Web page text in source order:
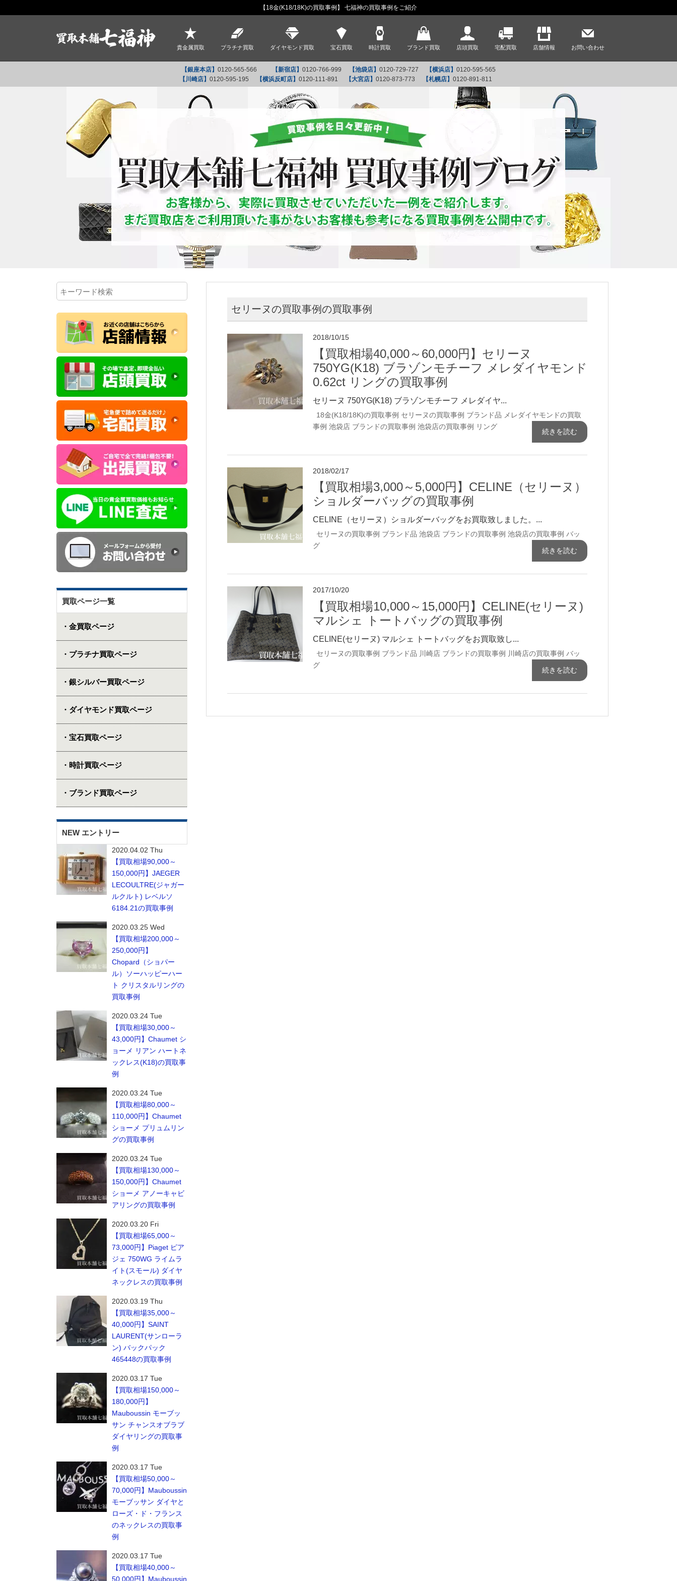
【18金(K18/18K)の買取事例】 七福神の買取事例をご紹介
貴金属買取 プラチナ買取 ダイヤモンド買取 宝石買取 時計買取 ブランド買取 店頭買取 宅配買取 店舗情報 お問い合わせ
【銀座本店】 0120-565-566 【新宿店】 0120-766-999 【池袋店】 0120-729-727 【横浜店】 0120-595-565
【川崎店】 0120-595-195 【横浜反町店】 0120-111-891 【大宮店】 0120-873-773 【札幌店】 0120-891-811
セリーヌの買取事例の買取事例
2018/10/15
【買取相場40,000～60,000円】セリーヌ
750YG(K18) ブラゾンモチーフ メレダイヤモンド
0.62ct リングの買取事例
セリーヌ 750YG(K18) ブラゾンモチーフ メレダイヤ...
18金(K18/18K)の買取事例 セリーヌの買取事例 ブランド品 メレダイヤモンドの買取
事例 池袋店 ブランドの買取事例 池袋店の買取事例 リング
続きを読む
2018/02/17
【買取相場3,000～5,000円】CELINE（セリーヌ）
ショルダーバッグの買取事例
CELINE（セリーヌ）ショルダーバッグをお買取致しました。...
セリーヌの買取事例 ブランド品 池袋店 ブランドの買取事例 池袋店の買取事例 バッ
グ
続きを読む
2017/10/20
【買取相場10,000～15,000円】CELINE(セリーヌ)
マルシェ トートバッグの買取事例
CELINE(セリーヌ) マルシェ トートバッグをお買取致し...
セリーヌの買取事例 ブランド品 川崎店 ブランドの買取事例 川崎店の買取事例 バッ
グ
続きを読む
買取ページ一覧
・金買取ページ
・プラチナ買取ページ
・銀シルバー買取ページ
・ダイヤモンド買取ページ
・宝石買取ページ
・時計買取ページ
・ブランド買取ページ
NEW エントリー
2020.04.02 Thu
【買取相場90,000～
150,000円】JAEGER
LECOULTRE(ジャガー
ルクルト) レベルソ
6184.21の買取事例
2020.03.25 Wed
【買取相場200,000～
250,000円】
Chopard（ショパー
ル）ソーハッピーハー
ト クリスタルリングの
買取事例
2020.03.24 Tue
【買取相場30,000～
43,000円】Chaumet シ
ョーメ リアン ハートネ
ックレス(K18)の買取事
例
2020.03.24 Tue
【買取相場80,000～
110,000円】Chaumet
ショーメ プリュムリン
グの買取事例
2020.03.24 Tue
【買取相場130,000～
150,000円】Chaumet
ショーメ アノーキャビ
アリングの買取事例
2020.03.20 Fri
【買取相場65,000～
73,000円】Piaget ピア
ジェ 750WG ライムラ
イト(スモール) ダイヤ
ネックレスの買取事例
2020.03.19 Thu
【買取相場35,000～
40,000円】SAINT
LAURENT(サンローラ
ン) バックパック
465448の買取事例
2020.03.17 Tue
【買取相場150,000～
180,000円】
Mauboussin モーブッ
サン チャンスオブラブ
ダイヤリングの買取事
例
2020.03.17 Tue
【買取相場50,000～
70,000円】Mauboussin
モーブッサン ダイヤと
ローズ・ド・フランス
のネックレスの買取事
例
2020.03.17 Tue
【買取相場40,000～
50,000円】Mauboussin